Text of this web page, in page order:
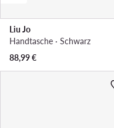
Liu Jo
Handtasche · Schwarz
88,99€